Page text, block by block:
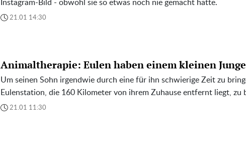
Instagram-Bild - obwohl sie so etwas noch nie gemacht hatte.
21.01 14:30
Animaltherapie: Eulen haben einem kleinen
Um seinen Sohn irgendwie durch eine für ihn schwierige Zeit zu
Eulenstation, die 160 Kilometer von ihrem Zuhause entfernt liegt, zu
21.01 11:30